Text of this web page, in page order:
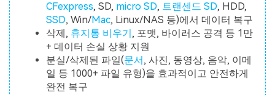
CFexpress, SD, micro SD, 트랜센드 SD, HDD,
SSD, Win/Mac, Linux/NAS 등)에서 데이터 복구
삭제, 휴지통 비우기, 포맷, 바이러스 공격 등 1만
+ 데이터 손실 상황 지원
분실/삭제된 파일(문서, 사진, 동영상, 음악, 이메
일 등 1000+ 파일 유형)을 효과적이고 안전하게
완전 복구